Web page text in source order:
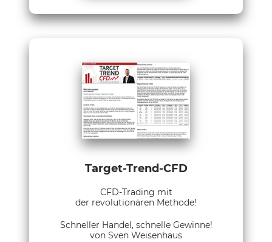
Target-Trend-CFD
CFD-Trading mit
der revolutionären Methode!
Schneller Handel, schnelle Gewinne!
von Sven Weisenhaus